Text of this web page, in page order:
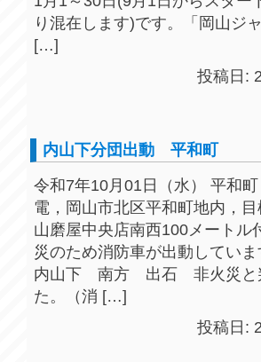
り混在します)です。「岡山ジ
[…]
投稿日:
内山下分団出動 平和町
令和7年10月01日（水） 平和町
電，岡山市北区平和町地内，目
山磨屋中央店南西100メートル
災のため消防車が出動してい
内山下 南方 出石 非火災と
た。（消 […]
投稿日: